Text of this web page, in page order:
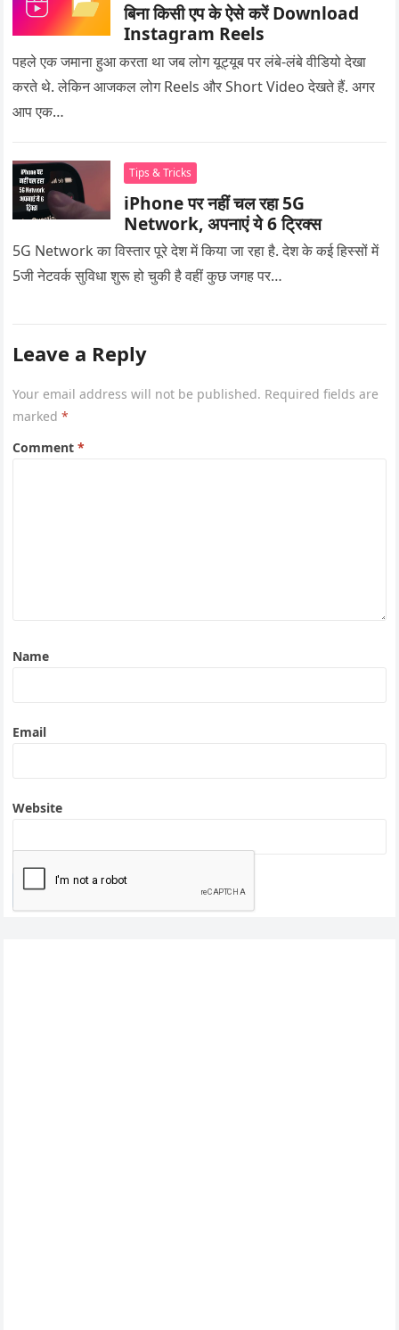
बिना किसी एप के ऐसे करें Download
Instagram Reels
पहले एक जमाना हुआ करता था जब लोग यूट्यूब पर लंबे-लंबे वीडियो देखा
करते थे. लेकिन आजकल लोग Reels और Short Video देखते हैं. अगर
आप एक…
Tips & Tricks
iPhone पर नहीं चल रहा 5G
Network, अपनाएं ये 6 ट्रिक्स
5G Network का विस्तार पूरे देश में किया जा रहा है. देश के कई हिस्सों में
5जी नेटवर्क सुविधा शुरू हो चुकी है वहीं कुछ जगह पर…
Leave a Reply
Your email address will not be published. Required fields are
marked*
Comment*
Name
Email
Website